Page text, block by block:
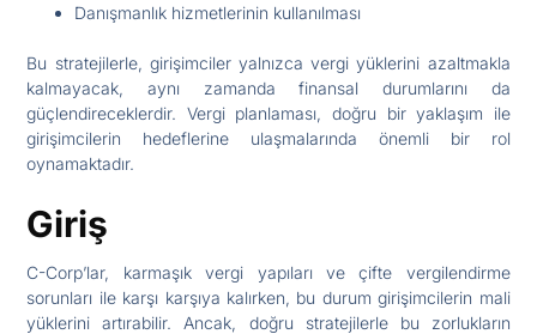
Danışmanlık hizmetlerinin kullanılması
Bu stratejilerle, girişimciler yalnızca vergi yüklerini azaltmakla
kalmayacak, aynı zamanda finansal durumlarını da
güçlendireceklerdir. Vergi planlaması, doğru bir yaklaşım ile
girişimcilerin hedeflerine ulaşmalarında önemli bir rol
oynamaktadır.
Giriş
C-Corp’lar, karmaşık vergi yapıları ve çifte vergilendirme
sorunları ile karşı karşıya kalırken, bu durum girişimcilerin mali
yüklerini artırabilir. Ancak, doğru stratejilerle bu zorlukların